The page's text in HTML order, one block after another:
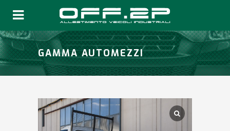
GAMMA AUTOMEZZI